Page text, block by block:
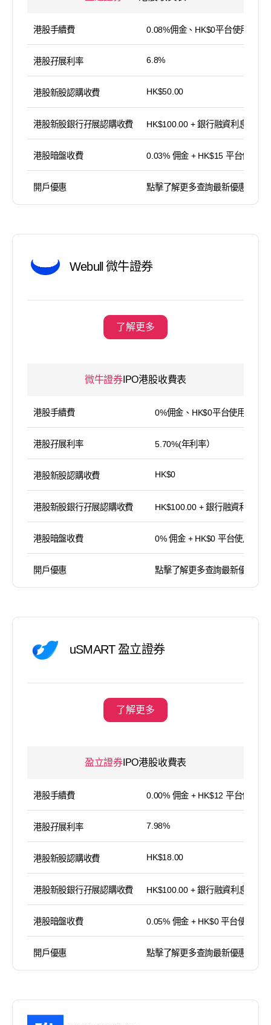
港股手續費 0.08%佣金、HK$0平台使用費
港股孖展利率 6.8%
港股新股認購收費 HK$50.00
港股新股銀行孖展認購收費 HK$100.00 + 銀行融資利息
港股暗盤收費 0.03% 佣金 + HK$15 平台使用費
開戶優惠 點擊了解更多查詢最新優惠
Webull 微牛證券
了解更多
微牛證券IPO港股收費表
港股手續費 0%佣金、HK$0平台使用費
港股孖展利率 5.70%(年利率）
港股新股認購收費 HK$0
港股新股銀行孖展認購收費 HK$100.00 + 銀行融資利息
港股暗盤收費 0% 佣金 + HK$0 平台使用費
開戶優惠 點擊了解更多查詢最新優惠
uSMART 盈立證券
了解更多
盈立證券IPO港股收費表
港股手續費 0.00% 佣金 + HK$12 平台使用費
港股孖展利率 7.98%
港股新股認購收費 HK$18.00
港股新股銀行孖展認購收費 HK$100.00 + 銀行融資利息
港股暗盤收費 0.05% 佣金 + HK$0 平台使用費
開戶優惠 點擊了解更多查詢最新優惠